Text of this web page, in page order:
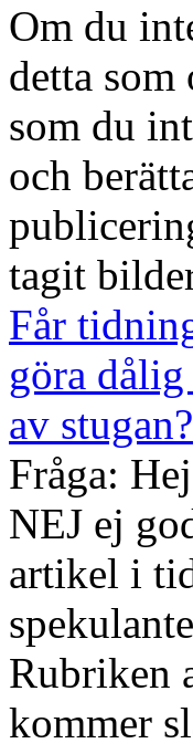
Om du
detta
som du
och
tagit
Får
göra
av stugan?
Fråga:
NEJ ej
artikel i
Rubriken
kommer